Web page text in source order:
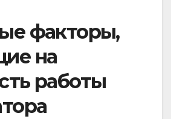
факторы,
на
работы